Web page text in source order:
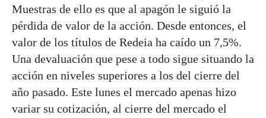
Muestras de ello es que al apagón le siguió la
pérdida de valor de la acción. Desde entonces, el
valor de los títulos de Redeia ha caído un 7,5%.
Una devaluación que pese a todo sigue situando la
acción en niveles superiores a los del cierre del
año pasado. Este lunes el mercado apenas hizo
variar su cotización, al cierre del mercado el